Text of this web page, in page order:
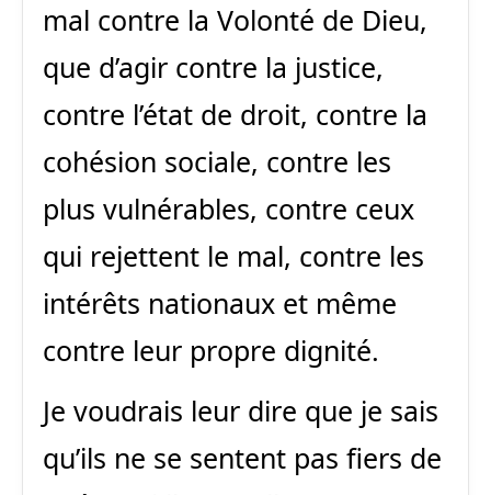
mal contre la Volonté de Dieu,
que d’agir contre la justice,
contre l’état de droit, contre la
cohésion sociale, contre les
plus vulnérables, contre ceux
qui rejettent le mal, contre les
intérêts nationaux et même
contre leur propre dignité.
Je voudrais leur dire que je sais
qu’ils ne se sentent pas fiers de